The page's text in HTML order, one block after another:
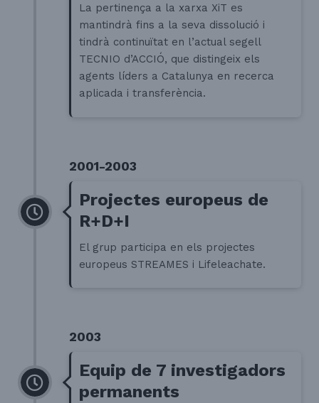
La pertinença a la xarxa XiT es
mantindrà fins a la seva dissolució i
tindrà continuïtat en l’actual segell
TECNIO d’ACCIÓ, que distingeix els
agents líders a Catalunya en recerca
aplicada i transferència.
2001-2003
Projectes europeus de
R+D+I
El grup participa en els projectes
europeus STREAMES i Lifeleachate.
2003
Equip de 7 investigadors
permanents